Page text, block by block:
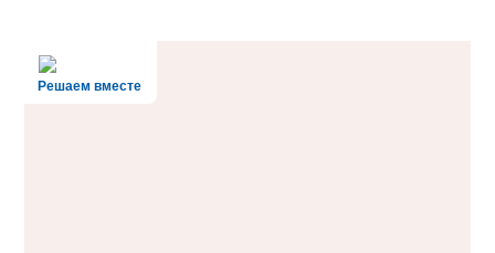
Решаем вместе